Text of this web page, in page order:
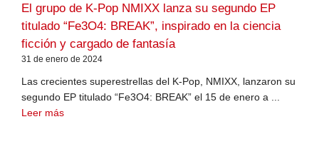
El grupo de K-Pop NMIXX lanza su segundo EP
titulado “Fe3O4: BREAK”, inspirado en la ciencia
ficción y cargado de fantasía
31 de enero de 2024
Las crecientes superestrellas del K-Pop, NMIXX, lanzaron su
segundo EP titulado “Fe3O4: BREAK” el 15 de enero a ...
Leer más